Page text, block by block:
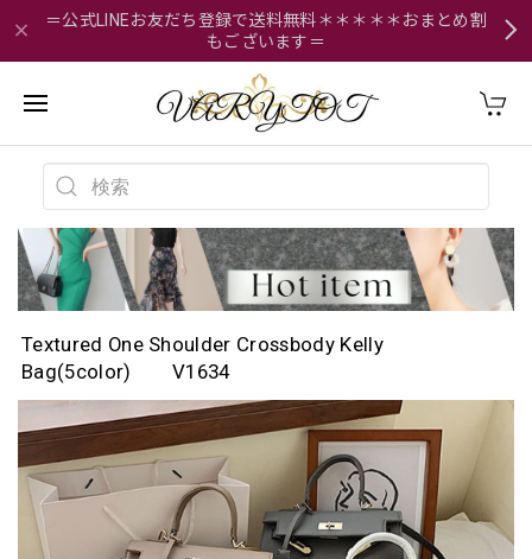
＝公式LINEお友だち登録で送料無料＊＊＊＊＊おまとめ割
もございます＝
Textured One Shoulder Crossbody Kelly
Bag(5color) V1634